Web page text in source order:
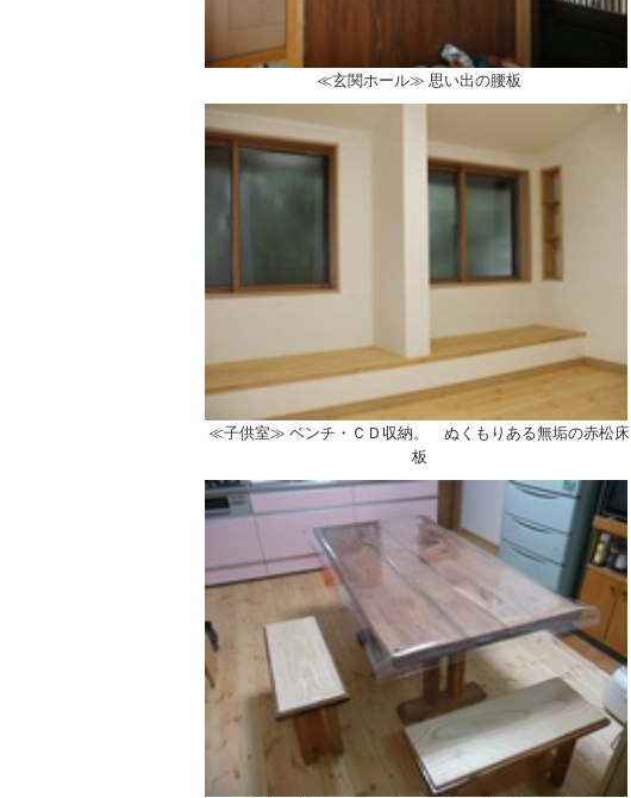
≪玄関ホール≫ 思い出の腰板
≪子供室≫ ベンチ・ＣＤ収納。 ぬくもりある無垢の赤松床
板